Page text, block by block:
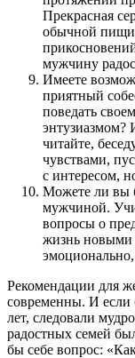
Прекрасная
обычной пищи,
мужчину
Имеете
приятный
поведать
энтузиазмом?
читайте,
чувствами,
с интересом,
Можете ли вы
мужчиной.
вопросы о
жизнь новыми
Рекомендации для
современны. И
лет, следовали
радостных семей
бы себе вопрос: